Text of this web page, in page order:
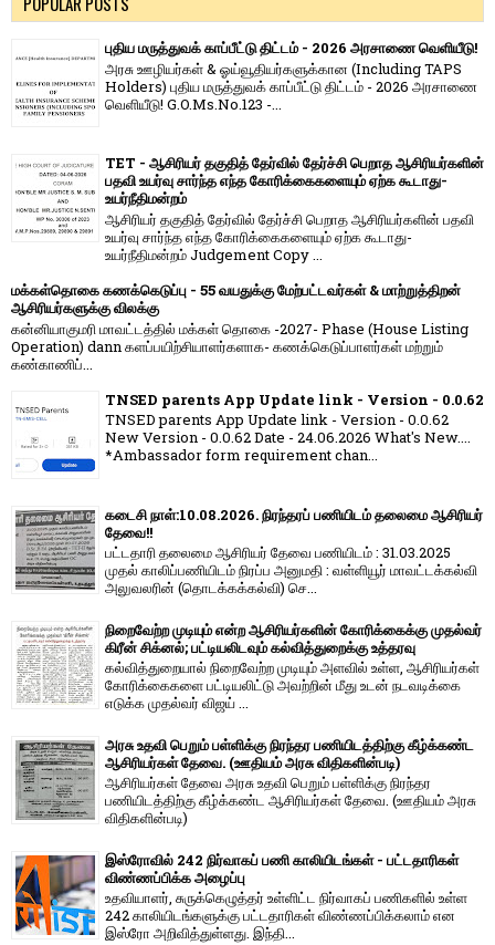
புதிய மருத்துவக் காப்பீட்டு திட்டம் - 2026 அரசாணை வெளியீடு!
அரசு ஊழியர்கள் & ஓய்வூதியர்களுக்கான (Including TAPS
Holders) புதிய மருத்துவக் காப்பீட்டு திட்டம் - 2026 அரசாணை
வெளியீடு! G.O.Ms.No.123 -...
TET - ஆசிரியர் தகுதித் தேர்வில் தேர்ச்சி பெறாத ஆசிரியர்களின்
பதவி உயர்வு சார்ந்த எந்த கோரிக்கைகளையும் ஏற்க கூடாது-
உயர்நீதிமன்றம்
ஆசிரியர் தகுதித் தேர்வில் தேர்ச்சி பெறாத ஆசிரியர்களின் பதவி
உயர்வு சார்ந்த எந்த கோரிக்கைகளையும் ஏற்க கூடாது-
உயர்நீதிமன்றம் Judgement Copy ...
மக்கள்தொகை கணக்கெடுப்பு - 55 வயதுக்கு மேற்பட்டவர்கள் & மாற்றுத்திறன்
ஆசிரியர்களுக்கு விலக்கு
கன்னியாகுமரி மாவட்டத்தில் மக்கள் தொகை -2027- Phase (House Listing
Operation) dann களப்பயிற்சியாளர்களாக- கணக்கெடுப்பாளர்கள் மற்றும்
கண்காணிப்...
TNSED parents App Update link - Version - 0.0.62
TNSED parents App Update link - Version - 0.0.62
New Version - 0.0.62 Date - 24.06.2026 What's New....
*Ambassador form requirement chan...
கடைசி நாள்:10.08.2026. நிரந்தரப் பணியிடம் தலைமை ஆசிரியர்
தேவை!!
பட்டதாரி தலைமை ஆசிரியர் தேவை பணியிடம் : 31.03.2025
முதல் காலிப்பணியிடம் நிரப்ப அனுமதி : வள்ளியூர் மாவட்டக்கல்வி
அலுவலரின் (தொடக்கக்கல்வி) செ...
நிறைவேற்ற முடியும் என்ற ஆசிரியர்களின் கோரிக்கைக்கு முதல்வர்
கிரீன் சிக்னல்; பட்டியலிடவும் கல்வித்துறைக்கு உத்தரவு
கல்வித்துறையால் நிறைவேற்ற முடியும் அளவில் உள்ள, ஆசிரியர்கள்
கோரிக்கைகளை பட்டியலிட்டு அவற்றின் மீது உடன் நடவடிக்கை
எடுக்க முதல்வர் விஜய் ...
அரசு உதவி பெறும் பள்ளிக்கு நிரந்தர பணியிடத்திற்கு கீழ்க்கண்ட
ஆசிரியர்கள் தேவை. (ஊதியம் அரசு விதிகளின்படி)
ஆசிரியர்கள் தேவை அரசு உதவி பெறும் பள்ளிக்கு நிரந்தர
பணியிடத்திற்கு கீழ்க்கண்ட ஆசிரியர்கள் தேவை. (ஊதியம் அரசு
விதிகளின்படி)
இஸ்ரோவில் 242 நிர்வாகப் பணி காலியிடங்கள் - பட்டதாரிகள்
விண்ணப்பிக்க அழைப்பு
உதவியாளர், சுருக்கெழுத்தர் உள்ளிட்ட நிர்வாகப் பணிகளில் உள்ள
242 காலியிடங்களுக்கு பட்டதாரிகள் விண்ணப்பிக்கலாம் என
இஸ்ரோ அறிவித்துள்ளது. இந்தி...